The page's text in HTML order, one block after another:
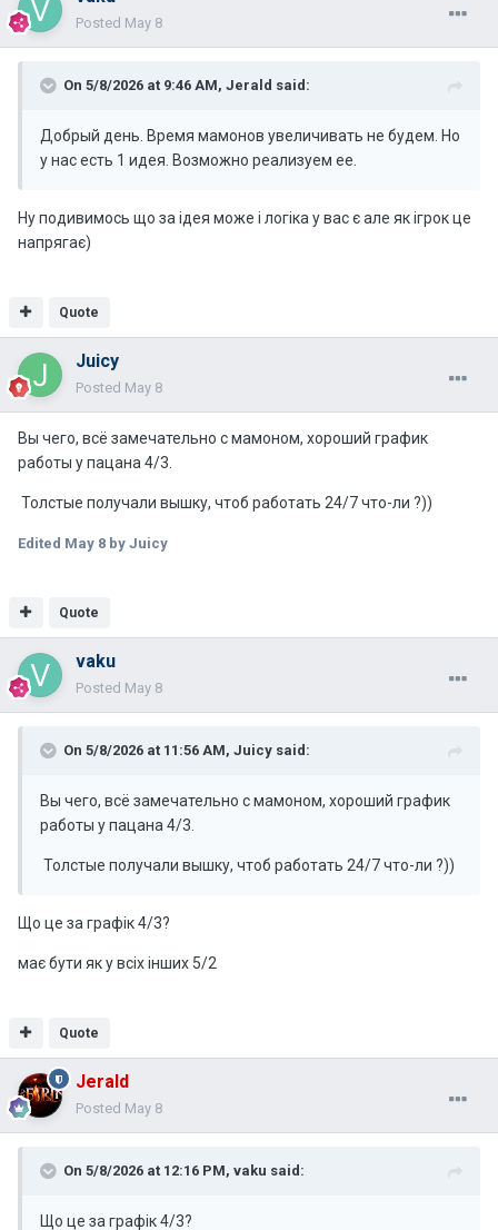
Posted May 8
On 5/8/2026 at 9:46 AM, Jerald said:
Добрый день. Время мамонов увеличивать не будем. Но
у нас есть 1 идея. Возможно реализуем ее.
Ну подивимось що за ідея може і логіка у вас є але як ігрок це
напрягає)
Quote
Juicy
Posted May 8
Вы чего, всё замечательно с мамоном, хороший график
работы у пацана 4/3.
Толстые получали вышку, чтоб работать 24/7 что-ли ?))
Edited May 8 by Juicy
Quote
vaku
Posted May 8
On 5/8/2026 at 11:56 AM, Juicy said:
Вы чего, всё замечательно с мамоном, хороший график
работы у пацана 4/3.
Толстые получали вышку, чтоб работать 24/7 что-ли ?))
Що це за графік 4/3?
має бути як у всіх інших 5/2
Quote
Jerald
Posted May 8
On 5/8/2026 at 12:16 PM, vaku said:
Що це за графік 4/3?